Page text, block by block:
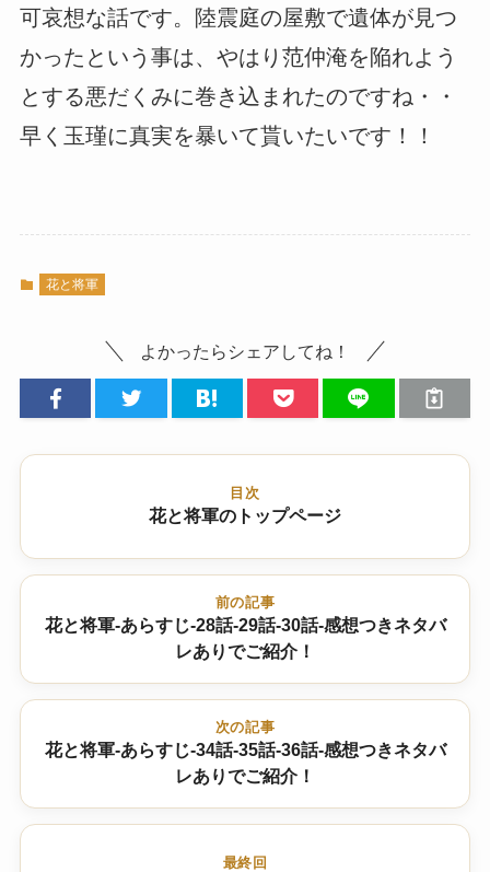
可哀想な話です。陸震庭の屋敷で遺体が見つ
かったという事は、やはり范仲淹を陥れよう
とする悪だくみに巻き込まれたのですね・・
早く玉瑾に真実を暴いて貰いたいです！！
花と将軍
よかったらシェアしてね！
目次
花と将軍のトップページ
前の記事
花と将軍-あらすじ-28話-29話-30話-感想つきネタバ
レありでご紹介！
次の記事
花と将軍-あらすじ-34話-35話-36話-感想つきネタバ
レありでご紹介！
最終回